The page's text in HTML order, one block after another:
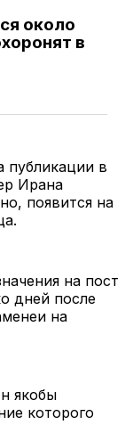
около
в
публикации в
Ирана
появится на
на пост
дней после
на
якобы
которого